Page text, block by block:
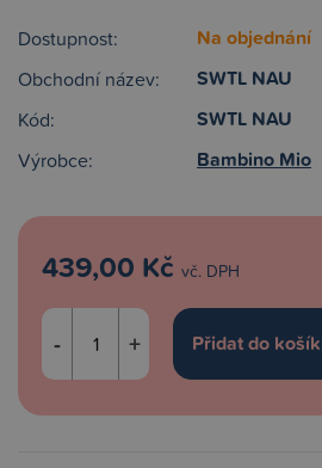
Dostupnost: Na objednání
Obchodní název: SWTL NAU
Kód: SWTL NAU
Výrobce: Bambino Mio
439,00 Kč vč. DPH
- +